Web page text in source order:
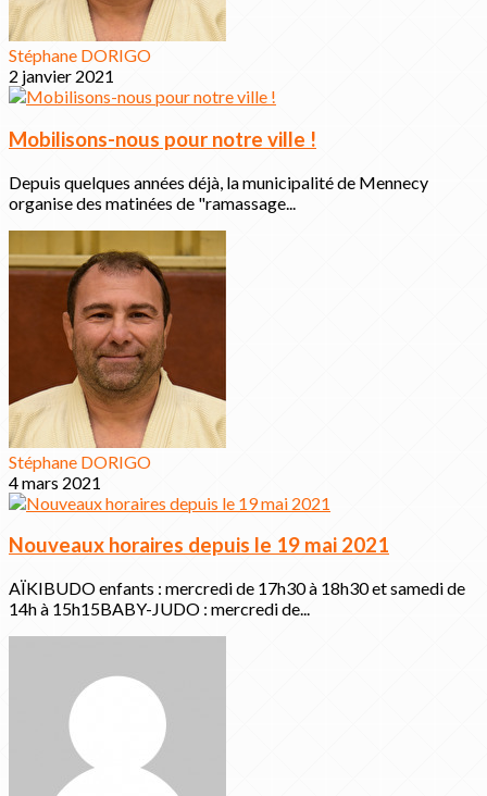
Stéphane DORIGO
2 janvier 2021
Mobilisons-nous pour notre ville !
Depuis quelques années déjà, la municipalité de Mennecy
organise des matinées de "ramassage...
Stéphane DORIGO
4 mars 2021
Nouveaux horaires depuis le 19 mai 2021
AÏKIBUDO enfants : mercredi de 17h30 à 18h30 et samedi de
14h à 15h15BABY-JUDO : mercredi de...